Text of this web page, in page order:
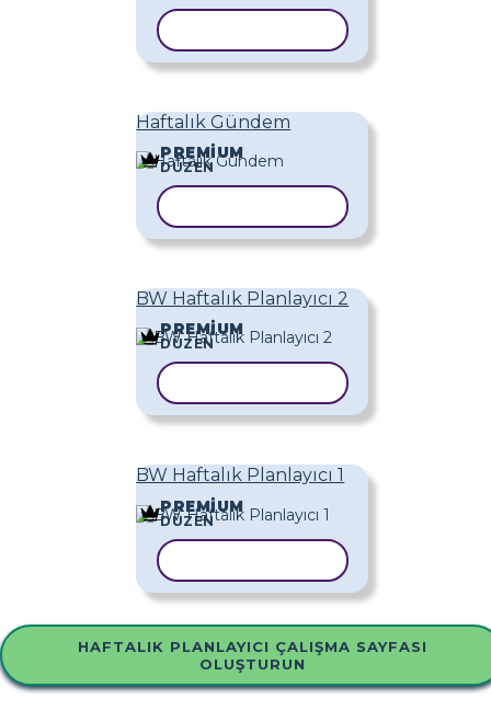
Haftalık Gündem
PREMIUM
DÜZEN
BW Haftalık Planlayıcı 2
PREMIUM
DÜZEN
BW Haftalık Planlayıcı 1
PREMIUM
DÜZEN
HAFTALIK PLANLAYICI ÇALIŞMA SAYFASI
OLUŞTURUN